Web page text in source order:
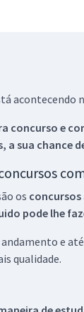
acontecendo
concurso e
a sua chance
os
pode lhe
e
qualidade.